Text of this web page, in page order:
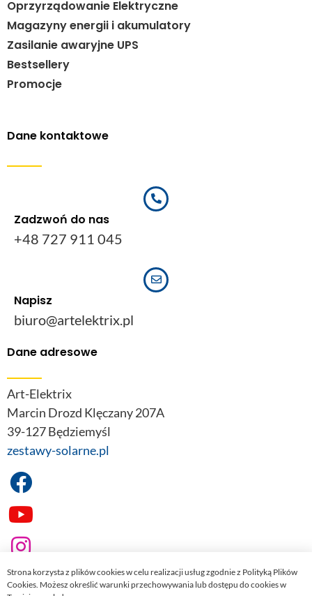
Oprzyrządowanie Elektryczne
Magazyny energii i akumulatory
Zasilanie awaryjne UPS
Bestsellery
Promocje
Dane kontaktowe
Zadzwoń do nas
+48 727 911 045
Napisz
biuro@artelektrix.pl
Dane adresowe
Art-Elektrix
Marcin Drozd Klęczany 207A
39-127 Będziemyśl
zestawy-solarne.pl
Strona korzysta z plików cookies w celu realizacji usług zgodnie z Polityką Plików
Cookies. Możesz określić warunki przechowywania lub dostępu do cookies w